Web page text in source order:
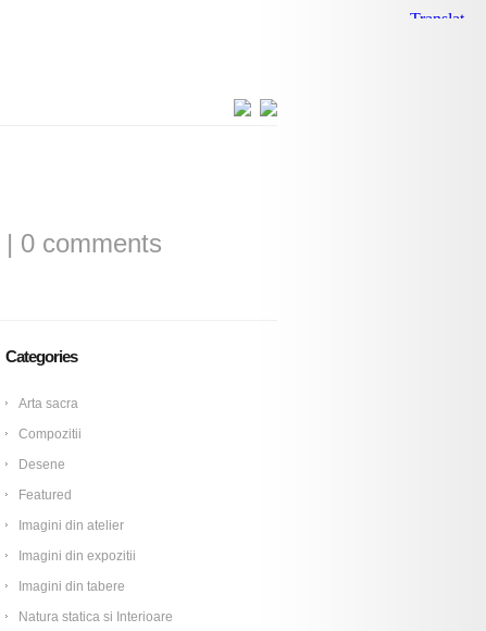
| 0 comments
Categories
Arta sacra
Compozitii
Desene
Featured
Imagini din atelier
Imagini din expozitii
Imagini din tabere
Natura statica si Interioare